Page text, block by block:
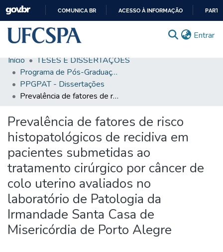
CONTEÚDO
COMUNICA BR ACESSO À INFORMAÇÃO
Entrar
Comunidades & Coleções
Busca Facetada
Autoarquivamento
Sobre o RI-UFCSPA
FAQ
Ajuda
Início
TESES E DISSERTAÇÕES
Programa de Pós-Graduação em Patologia
PPGPAT - Dissertações
Prevalência de fatores de risco histopatológicos de recidiva em pacientes submetidas ao tratamento cirúrgico por câncer de colo uterino avaliados no laboratório de Patologia da Irmandade Santa Casa de Misericórdia de Porto Alegre
Prevalência de fatores de risco
histopatológicos de recidiva em
pacientes submetidas ao
tratamento cirúrgico por câncer de
colo uterino avaliados no
laboratório de Patologia da
Irmandade Santa Casa de
Misericórdia de Porto Alegre